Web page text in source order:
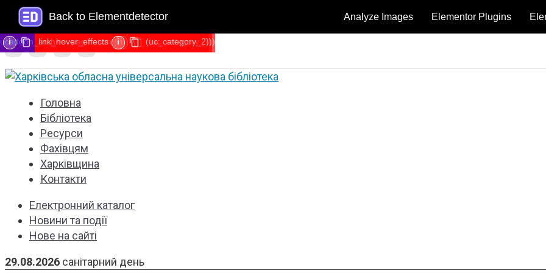
Back to Elementdetector Analyze Images Elementor Plugins
Головна
Бібліотека
Ресурси
Фахівцям
Харківщина
Контакти
Електронний каталог
Новини та події
Нове на сайті
29.08.2026 санітарний день
ucaddon_post_blocks_events i (uc_category_1)
ucaddon_archive_pagination i (uc_category_7)
ucaddon_link_hover_effects i (uc_category_2)
i